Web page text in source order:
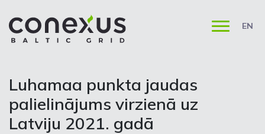
EN
Luhamaa punkta jaudas
palielinājums virzienā uz
Latviju 2021. gadā